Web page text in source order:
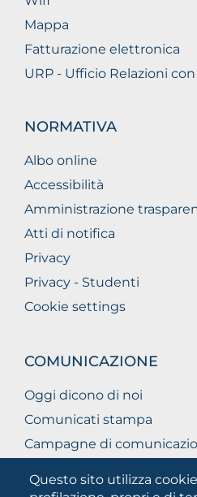
Questo sito utilizza
Mappa
Fatturazione elettronica
URP - Ufficio Relazioni
NORMATIVA
Albo online
Accessibilità
Amministrazione
Atti di notifica
Privacy
Privacy - Studenti
Cookie settings
COMUNICAZIONE
Oggi dicono di noi
Comunicati stampa
Campagne di
Unifg Mag